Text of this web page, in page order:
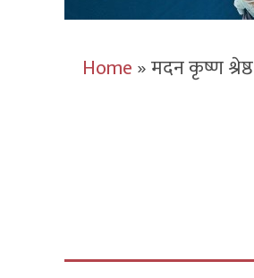
Home»मदन कृष्ण श्रेष्ठ